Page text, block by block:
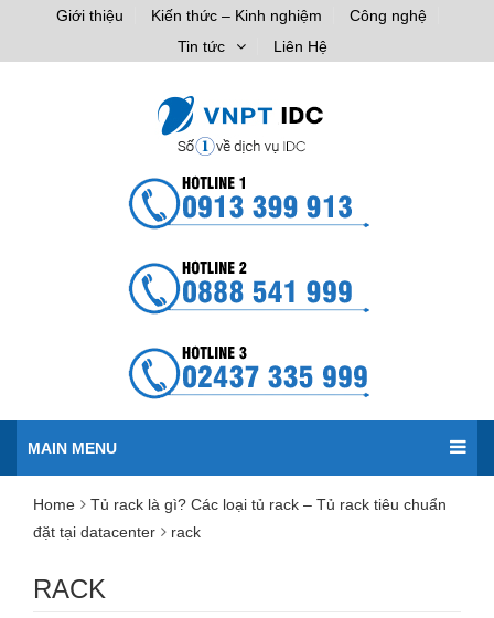
Giới thiệu Kiến thức – Kinh nghiệm
Công nghệ
Tin tức
Liên Hệ
MAIN MENU
Home
Tủ rack là gì? Các loại tủ rack – Tủ rack tiêu chuẩn
đặt tại datacenter
rack
RACK